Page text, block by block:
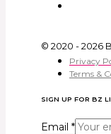
© 2020 - 2026
Privacy
Terms &
SIGN UP FOR BZ
Email *